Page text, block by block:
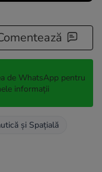
de WhatsApp pentru
informații
și Spațială